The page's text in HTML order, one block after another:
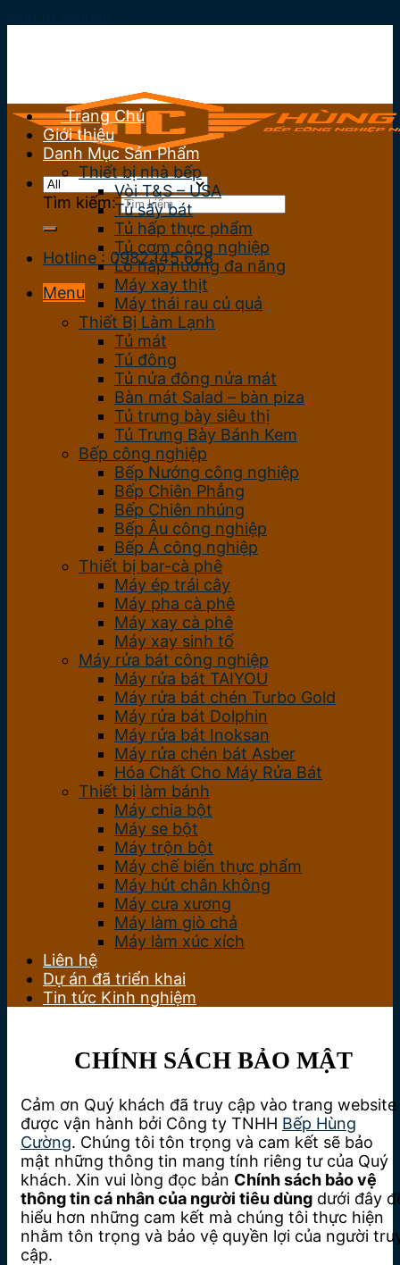
Tìm kiếm:
Hotline : 0982.145.628
Menu
Trang Chủ
Giới thiệu
Danh Mục Sản Phẩm
Thiết bị nhà bếp
Vòi T&S – USA
Tủ sấy bát
Tủ hấp thực phẩm
Tủ cơm công nghiệp
Lò hấp nướng đa năng
Máy xay thịt
Máy thái rau củ quả
Thiết Bị Làm Lạnh
Tủ mát
Tủ đông
Tủ nửa đông nửa mát
Bàn mát Salad – bàn piza
Tủ trưng bày siêu thị
Tủ Trưng Bày Bánh Kem
Bếp công nghiệp
Bếp Nướng công nghiệp
Bếp Chiên Phẳng
Bếp Chiên nhúng
Bếp Âu công nghiệp
Bếp Á công nghiệp
Thiết bị bar-cà phê
Máy ép trái cây
Máy pha cà phê
Máy xay cà phê
Máy xay sinh tố
Máy rửa bát công nghiệp
Máy rửa bát TAIYOU
Máy rửa bát chén Turbo Gold
Máy rửa bát Dolphin
Máy rửa bát Inoksan
Máy rửa chén bát Asber
Hóa Chất Cho Máy Rửa Bát
Thiết bị làm bánh
Máy chia bột
Máy se bột
Máy trộn bột
Máy chế biến thực phẩm
Máy hút chân không
Máy cưa xương
Máy làm giò chả
Máy làm xúc xích
Liên hệ
Dự án đã triển khai
Tin tức Kinh nghiệm
CHÍNH SÁCH BẢO MẬT
Cảm ơn Quý khách đã truy cập vào trang website
được vận hành bởi Công ty TNHH Bếp Hùng
Cường. Chúng tôi tôn trọng và cam kết sẽ bảo
mật những thông tin mang tính riêng tư của Quý
khách. Xin vui lòng đọc bản Chính sách bảo vệ
thông tin cá nhân của người tiêu dùng dưới đây
hiểu hơn những cam kết mà chúng tôi thực hiện
nhằm tôn trọng và bảo vệ quyền lợi của người
cập.